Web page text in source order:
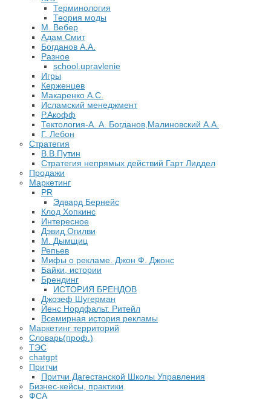
Терминология
Теория моды
М. Вебер
Адам Смит
Богданов А.А.
Разное
school.upravlenie
Игры
Керженцев
Макаренко А.С.
Исламский менеджмент
Р.Акофф
Тектология-А. А. Богданов,Малиновский А.А.
​Г. Лебон
Стратегия
В.В.Путин
​Стратегия непрямых действий Гарт Лиддел
Продажи
Маркетинг
PR
Эдвард Бернейс
Клод Хопкинс
Интересное
Дэвид Огилви
М. Дымщиц
Репьев
Мифы о рекламе. Джон Ф. Джонс
Байки, истории
Брендинг
ИСТОРИЯ БРЕНДОВ
Джозеф Шугерман
​Йенс Нордфальт. Ритейл
Всемирная история рекламы
Маркетинг территорий
Словарь(проф.)
ТЭС
chatgpt
Притчи
Притчи Дагестанской Школы Управления
Бизнес-кейсы, практики
ФСА